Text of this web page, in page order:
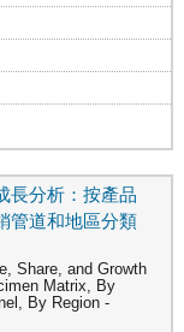
長分析：按產品
管道和地區分類
Share, and Growth
Matrix, By
By Region -